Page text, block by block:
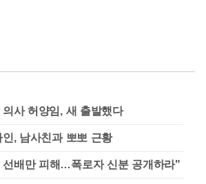
사 허양임, 새 출발했다
, 남사친과 뽀뽀 근황
선배만 피해…폭로자 신분 공개하라"